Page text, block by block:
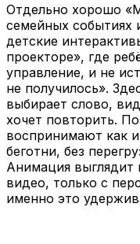
Отдельно хорошо
семейных событиях
детские
проекторе», где
управление, и не
не получилось».
выбирает слово,
хочет повторить.
воспринимают как
беготни, без
Анимация выглядит
видео, только с
именно это